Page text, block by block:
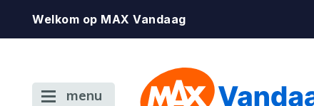
Welkom op MAX Vandaag
menu